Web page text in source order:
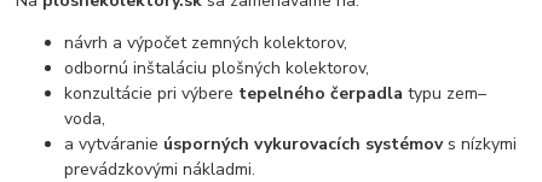
návrh a výpočet zemných kolektorov,
odbornú inštaláciu plošných kolektorov,
konzultácie pri výbere tepelného čerpadla typu zem–
voda,
a vytváranie úsporných vykurovacích systémovs nízkymi
prevádzkovými nákladmi.